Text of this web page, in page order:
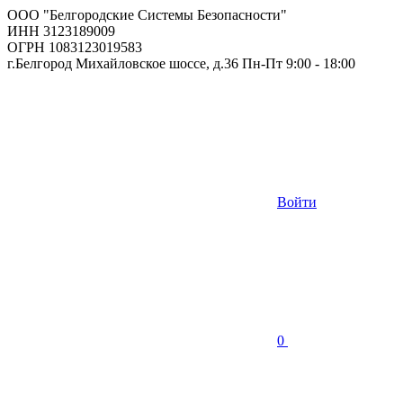
ООО "Белгородские Системы Безопасности"
ИНН 3123189009
ОГРН 1083123019583
г.Белгород Михайловское шоссе, д.36 Пн-Пт 9:00 - 18:00
Войти
0